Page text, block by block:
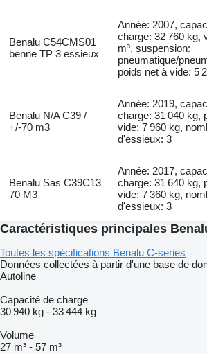
Benalu C54CMS01
benne TP 3 essieux
Année: 2007,
charge: 32 760 kg,
m³, suspension:
pneumatique/
poids net à vide: 5
Benalu N/A C39 /
+/-70 m3
Année: 2019,
charge: 31 040 kg,
vide: 7 960 kg,
d'essieux: 3
Benalu Sas C39C13
70 M3
Année: 2017,
charge: 31 640 kg,
vide: 7 360 kg,
d'essieux: 3
Caractéristiques principales
Toutes les spécifications Benalu C-series
Données collectées à partir d'une base de
Autoline
Capacité de charge
30 940 kg - 33 444 kg
Volume
27 m³ - 57 m³